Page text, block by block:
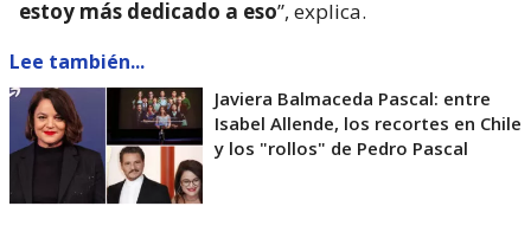
estoy más dedicado a eso”, explica.
Lee también...
Javiera Balmaceda Pascal: entre
Isabel Allende, los recortes en Chile
y los "rollos" de Pedro Pascal